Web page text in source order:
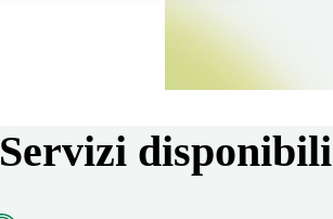
Servizi disponibili